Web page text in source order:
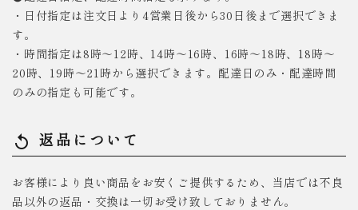
・日付指定は注文日より4営業日後から30日後まで選択できま
す。
・時間指定は8時～12時、14時～16時、16時～18時、18時～
20時、19時～21時から選択できます。配達日のみ・配達時間
のみの指定も可能です。
replay 返品について
お客様により良い商品をお安くご提供するため、当店では不良
品以外の返品・交換は一切お受け致しておりません。